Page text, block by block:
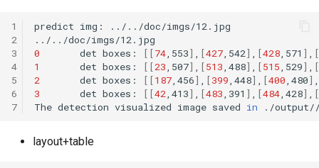
1
2
3
4
5
6
7
predict img:
0
det boxes: [[74 ,553] [427 ,542] [428 ,571 ]
[
1
det boxes: [[23 ,507] [513 ,488] [515 ,529]
[
2
det boxes: [[187 ,456] [399 ,448] [400 ,480]
3
det boxes: [[42 ,413] [483 ,391 ] [484 ,428]
[
The detection visualized image saved in
layout+table